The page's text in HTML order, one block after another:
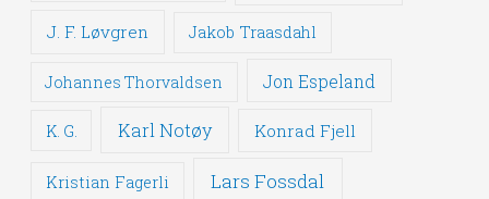
J. F. Løvgren Jakob Traasdahl
Johannes Thorvaldsen Jon Espeland
K. G. Karl Notøy Konrad Fjell
Kristian Fagerli Lars Fossdal